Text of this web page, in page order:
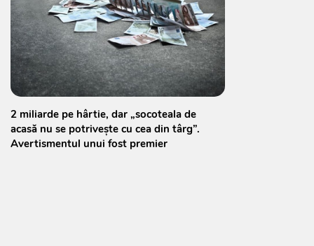
2 miliarde pe hârtie, dar „socoteala de
acasă nu se potrivește cu cea din târg”.
Avertismentul unui fost premier